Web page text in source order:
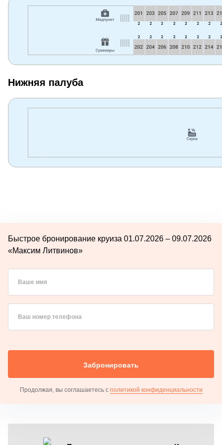
Нижняя палуба
Быстрое бронирование круиза 01.07.2026 – 09.07.2026
«Максим Литвинов»
Ваше имя
Ваш номер телефона
Забронировать
Продолжая, вы соглашаетесь с политикой конфиденциальности